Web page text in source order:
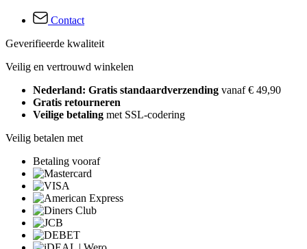
Contact
Geverifieerde kwaliteit
Veilig en vertrouwd winkelen
Nederland: Gratis standaardverzending vanaf € 49,90
Gratis retourneren
Veilige betaling met SSL-codering
Veilig betalen met
Betaling vooraf